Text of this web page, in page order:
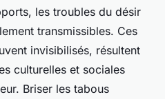
les troubles du désir
transmissibles. Ces
invisibilisés, résultent
culturelles et sociales
Briser les tabous